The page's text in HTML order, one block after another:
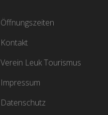
Öffnungszeiten
Kontakt
Verein Leuk Tourismus
Impressum
Datenschutz